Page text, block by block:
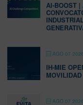
AI-BOOST |
AGO 07 2026
IH-MIE
MOVILIDAD
AGO 07 2026